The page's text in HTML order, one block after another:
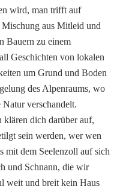
wird, man trifft auf
aus Mitleid und
Bauern zu einem
Geschichten von lokalen
um Grund und Boden
des Alpenraums, wo
verschandelt.
dich darüber auf,
sein werden, wer wen
mit dem Seelenzoll auf sich
und Schnann, die wir
weit und breit kein Haus